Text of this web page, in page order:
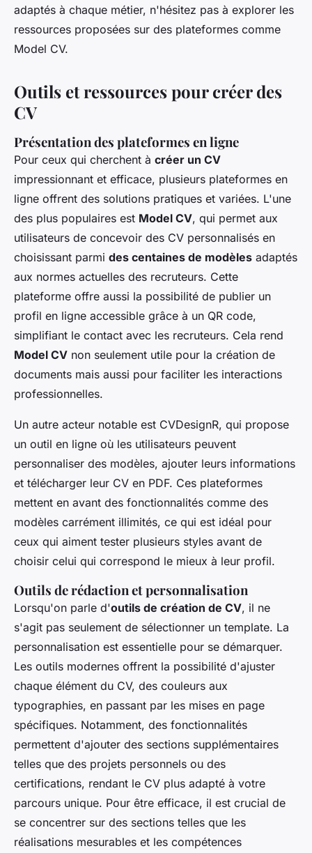
adaptés à chaque métier, n'hésitez pas à explorer les
ressources proposées sur des plateformes comme
Model CV.
Outils et ressources pour créer des
CV
Présentation des plateformes en ligne
Pour ceux qui cherchent à créer un CV
impressionnant et efficace, plusieurs plateformes en
ligne offrent des solutions pratiques et variées. L'une
des plus populaires est Model CV, qui permet aux
utilisateurs de concevoir des CV personnalisés en
choisissant parmi des centaines de modèles adaptés
aux normes actuelles des recruteurs. Cette
plateforme offre aussi la possibilité de publier un
profil en ligne accessible grâce à un QR code,
simplifiant le contact avec les recruteurs. Cela rend
Model CV non seulement utile pour la création de
documents mais aussi pour faciliter les interactions
professionnelles.
Un autre acteur notable est CVDesignR, qui propose
un outil en ligne où les utilisateurs peuvent
personnaliser des modèles, ajouter leurs informations
et télécharger leur CV en PDF. Ces plateformes
mettent en avant des fonctionnalités comme des
modèles carrément illimités, ce qui est idéal pour
ceux qui aiment tester plusieurs styles avant de
choisir celui qui correspond le mieux à leur profil.
Outils de rédaction et personnalisation
Lorsqu'on parle d'outils de création de CV, il ne
s'agit pas seulement de sélectionner un template. La
personnalisation est essentielle pour se démarquer.
Les outils modernes offrent la possibilité d'ajuster
chaque élément du CV, des couleurs aux
typographies, en passant par les mises en page
spécifiques. Notamment, des fonctionnalités
permettent d'ajouter des sections supplémentaires
telles que des projets personnels ou des
certifications, rendant le CV plus adapté à votre
parcours unique. Pour être efficace, il est crucial de
se concentrer sur des sections telles que les
réalisations mesurables et les compétences